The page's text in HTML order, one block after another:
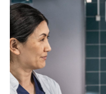
Visualizza quali